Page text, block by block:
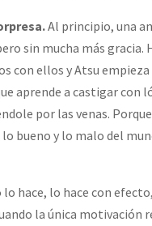
Al principio, una
sin mucha más gracia.
con ellos y Atsu empieza
aprende a castigar con
por las venas.
bueno y lo malo del
hace, lo hace con
la única motivación